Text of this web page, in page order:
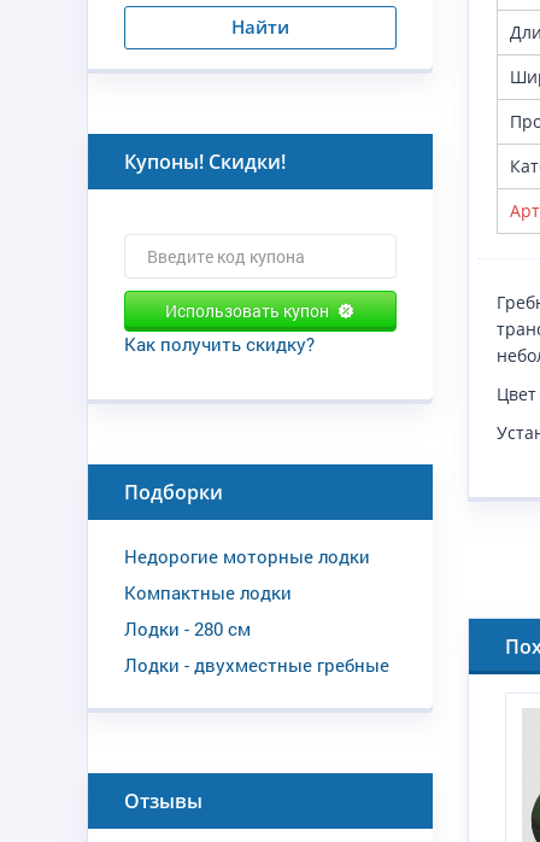
Найти
Купоны! Скидки!
Использовать купон
Как получить скидку?
Подборки
Недорогие моторные лодки
Компактные лодки
Лодки - 280 см
Лодки - двухместные гребные
Отзывы